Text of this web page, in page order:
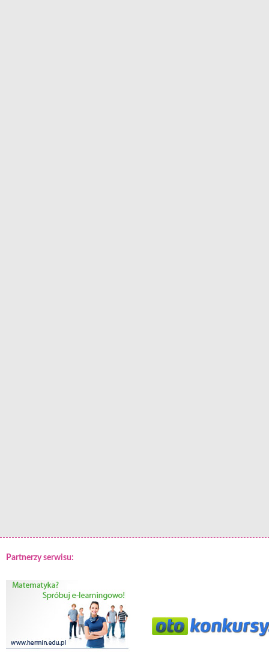
Partnerzy serwisu: